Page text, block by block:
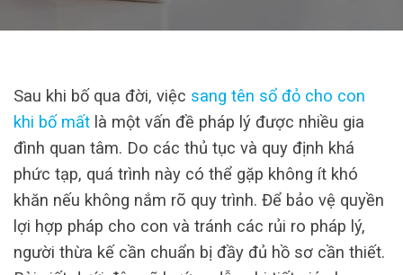
Sau khi bố qua đời, việc sang tên sổ đỏ cho con
khi bố mất là một vấn đề pháp lý được nhiều gia
đình quan tâm. Do các thủ tục và quy định khá
phức tạp, quá trình này có thể gặp không ít khó
khăn nếu không nắm rõ quy trình. Để bảo vệ quyền
lợi hợp pháp cho con và tránh các rủi ro pháp lý,
người thừa kế cần chuẩn bị đầy đủ hồ sơ cần thiết.